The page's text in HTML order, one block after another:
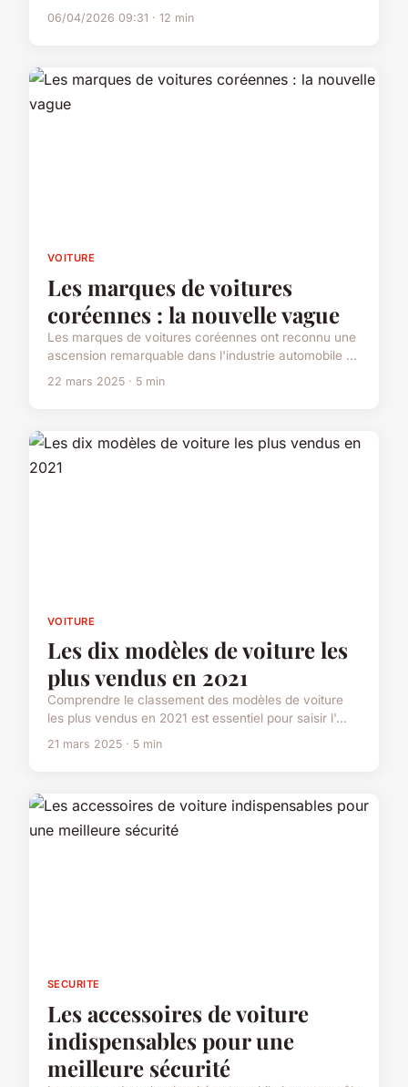
06/04/2026 09:31 · 12 min
VOITURE
Les marques de voitures
coréennes : la nouvelle vague
Les marques de voitures coréennes ont reconnu une
ascension remarquable dans l'industrie automobile ...
22 mars 2025 · 5 min
VOITURE
Les dix modèles de voiture les
plus vendus en 2021
Comprendre le classement des modèles de voiture
les plus vendus en 2021 est essentiel pour saisir l'...
21 mars 2025 · 5 min
SECURITE
Les accessoires de voiture
indispensables pour une
meilleure sécurité